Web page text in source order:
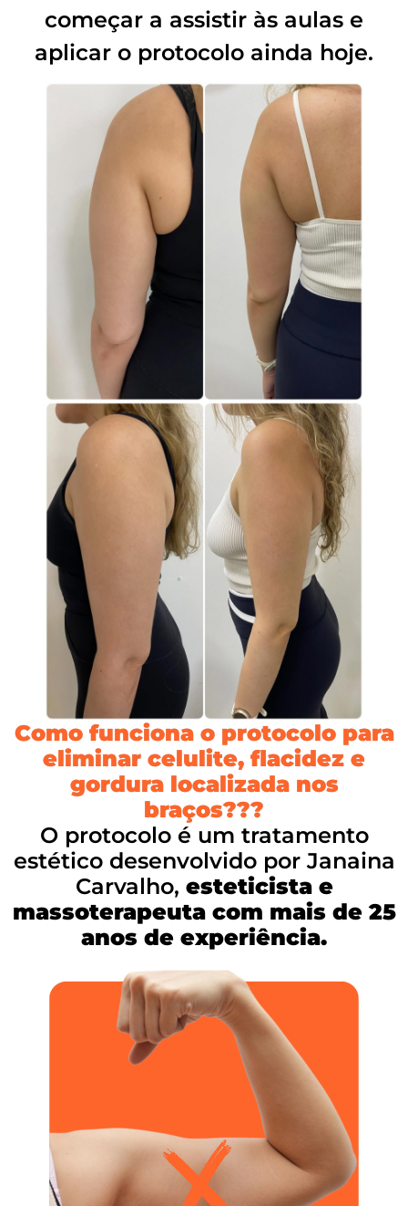
começar a assistir às aulas e
aplicar o protocolo ainda hoje.
Como funciona o protocolo para
eliminar celulite, flacidez e
gordura localizada nos
braços???
O protocolo é um tratamento
estético desenvolvido por Janaina
Carvalho, esteticista e
massoterapeuta com mais de 25
anos de experiência.